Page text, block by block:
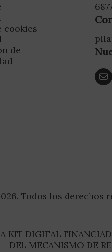
cookies
de
Todos los derechos
KIT DIGITAL
DEL MECANISMO DE